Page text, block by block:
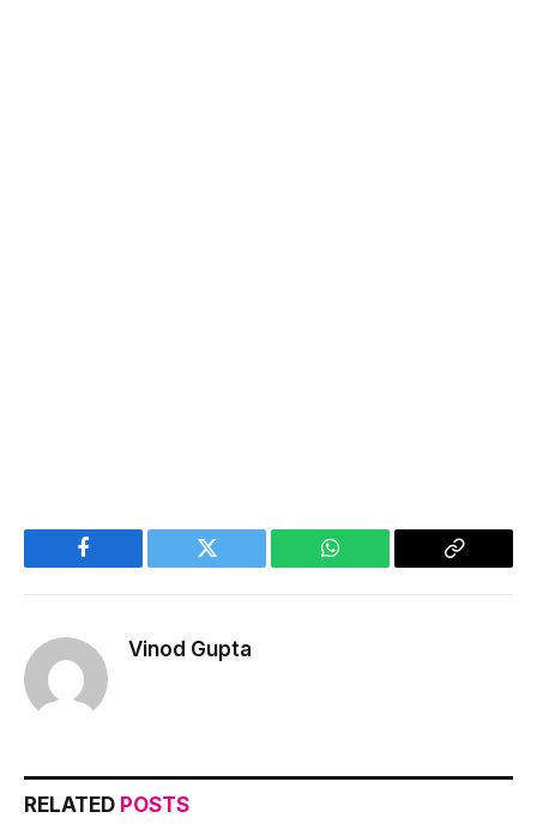
Facebook Twitter WhatsApp
Copy
Vinod Gupta
RELATED POSTS